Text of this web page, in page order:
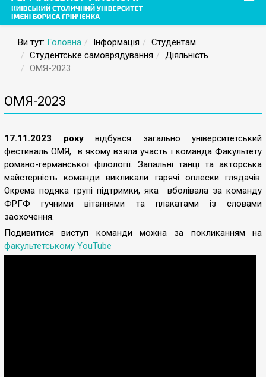
Ви тут: Головна Інформація
Студентам
Студентське самоврядування
Діяльність
ОМЯ-2023
ОМЯ-2023
17.11.2023 рокувідбувся загально університетський
фестиваль ОМЯ, в якому взяла участь і команда Факультету
романо-германської філології. Запальні танці та акторська
майстерність команди викликали гарячі оплески глядачів.
Окрема подяка групі підтримки, яка вболівала за команду
ФРГФ гучними вітаннями та плакатами із словами
заохочення.
Подивитися виступ команди можна за покликанням на
факультетському YouTube